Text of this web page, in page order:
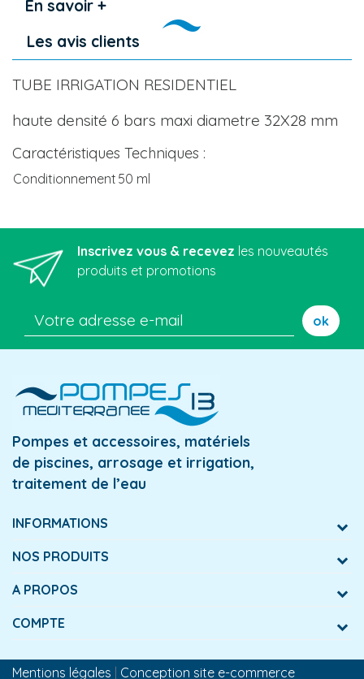
En savoir +
Les avis clients
TUBE IRRIGATION RESIDENTIEL
haute densité 6 bars maxi diametre 32X28 mm
Caractéristiques Techniques :
Conditionnement 50 ml
Inscrivez vous & recevez les nouveautés
produits et promotions
ok
Pompes et accessoires, matériels
de piscines, arrosage et irrigation,
traitement de l’eau
INFORMATIONS
NOS PRODUITS
A PROPOS
COMPTE
Mentions légales Conception site e-commerce